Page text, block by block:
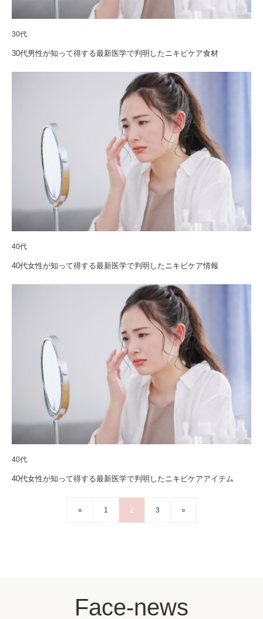
30代
30代男性が知って得する最新医学で判明したニキビケア食材
40代
40代女性が知って得する最新医学で判明したニキビケア情報
40代
40代女性が知って得する最新医学で判明したニキビケアアイテム
« 1 2 3 »
Face-news